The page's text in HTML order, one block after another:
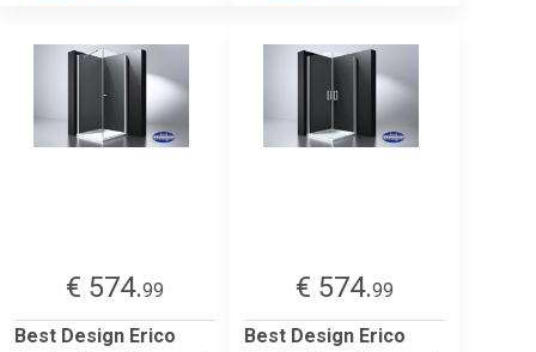
€ 574.99
Best Design Erico
€ 574.99
Best Design Erico